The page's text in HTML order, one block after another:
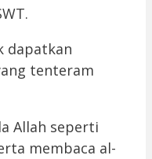
dapatkan
tenteram
Allah seperti
membaca al-